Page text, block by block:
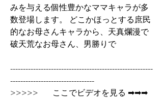
みを与える個性豊かなママキャラが多
数登場します。 どこかほっとする庶民
的なお母さんキャラから、天真爛漫で
破天荒なお母さん、男勝りで
--------------------------------------------------------
---------------------------------
>>>>>       ここでビデオを見る ➡➡➡